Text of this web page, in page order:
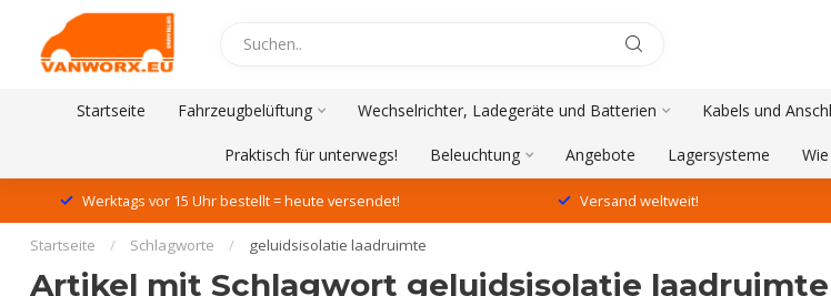
Startseite Fahrzeugbelüftung Wechselrichter, Ladegeräte und Batterien Kabels und
Praktisch für unterwegs! Beleuchtung Angebote Lagersysteme
Werktags vor 15 Uhr bestellt = heute versendet! Versand weltweit!
Startseite / Schlagworte / geluidsisolatie laadruimte
Artikel mit Schlagwort geluidsisolatie laadruimte